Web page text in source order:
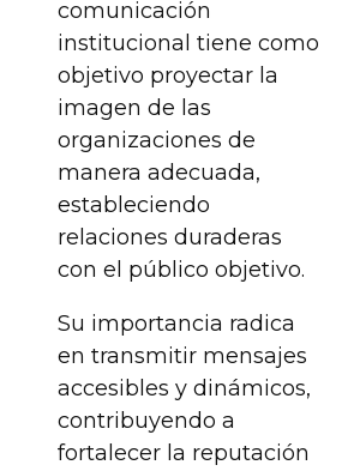
comunicación
institucional tiene como
objetivo proyectar la
imagen de las
organizaciones de
manera adecuada,
estableciendo
relaciones duraderas
con el público objetivo.
Su importancia radica
en transmitir mensajes
accesibles y dinámicos,
contribuyendo a
fortalecer la reputación